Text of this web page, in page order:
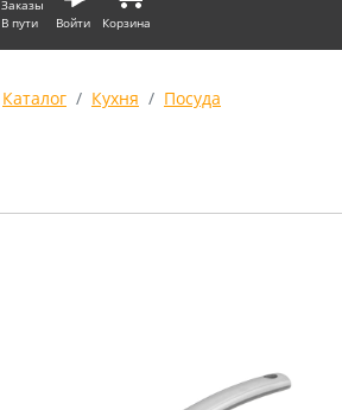
Заказы
В пути
Войти Корзина
Каталог Кухня
Посуда